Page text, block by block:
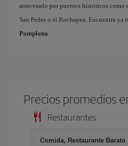
atravesado por puentes históricos como
San Pedro o el Rochapea. Encuentra ya
Pamplona.
Precios promedios
Restaurantes
Comida, Restaurante Barato